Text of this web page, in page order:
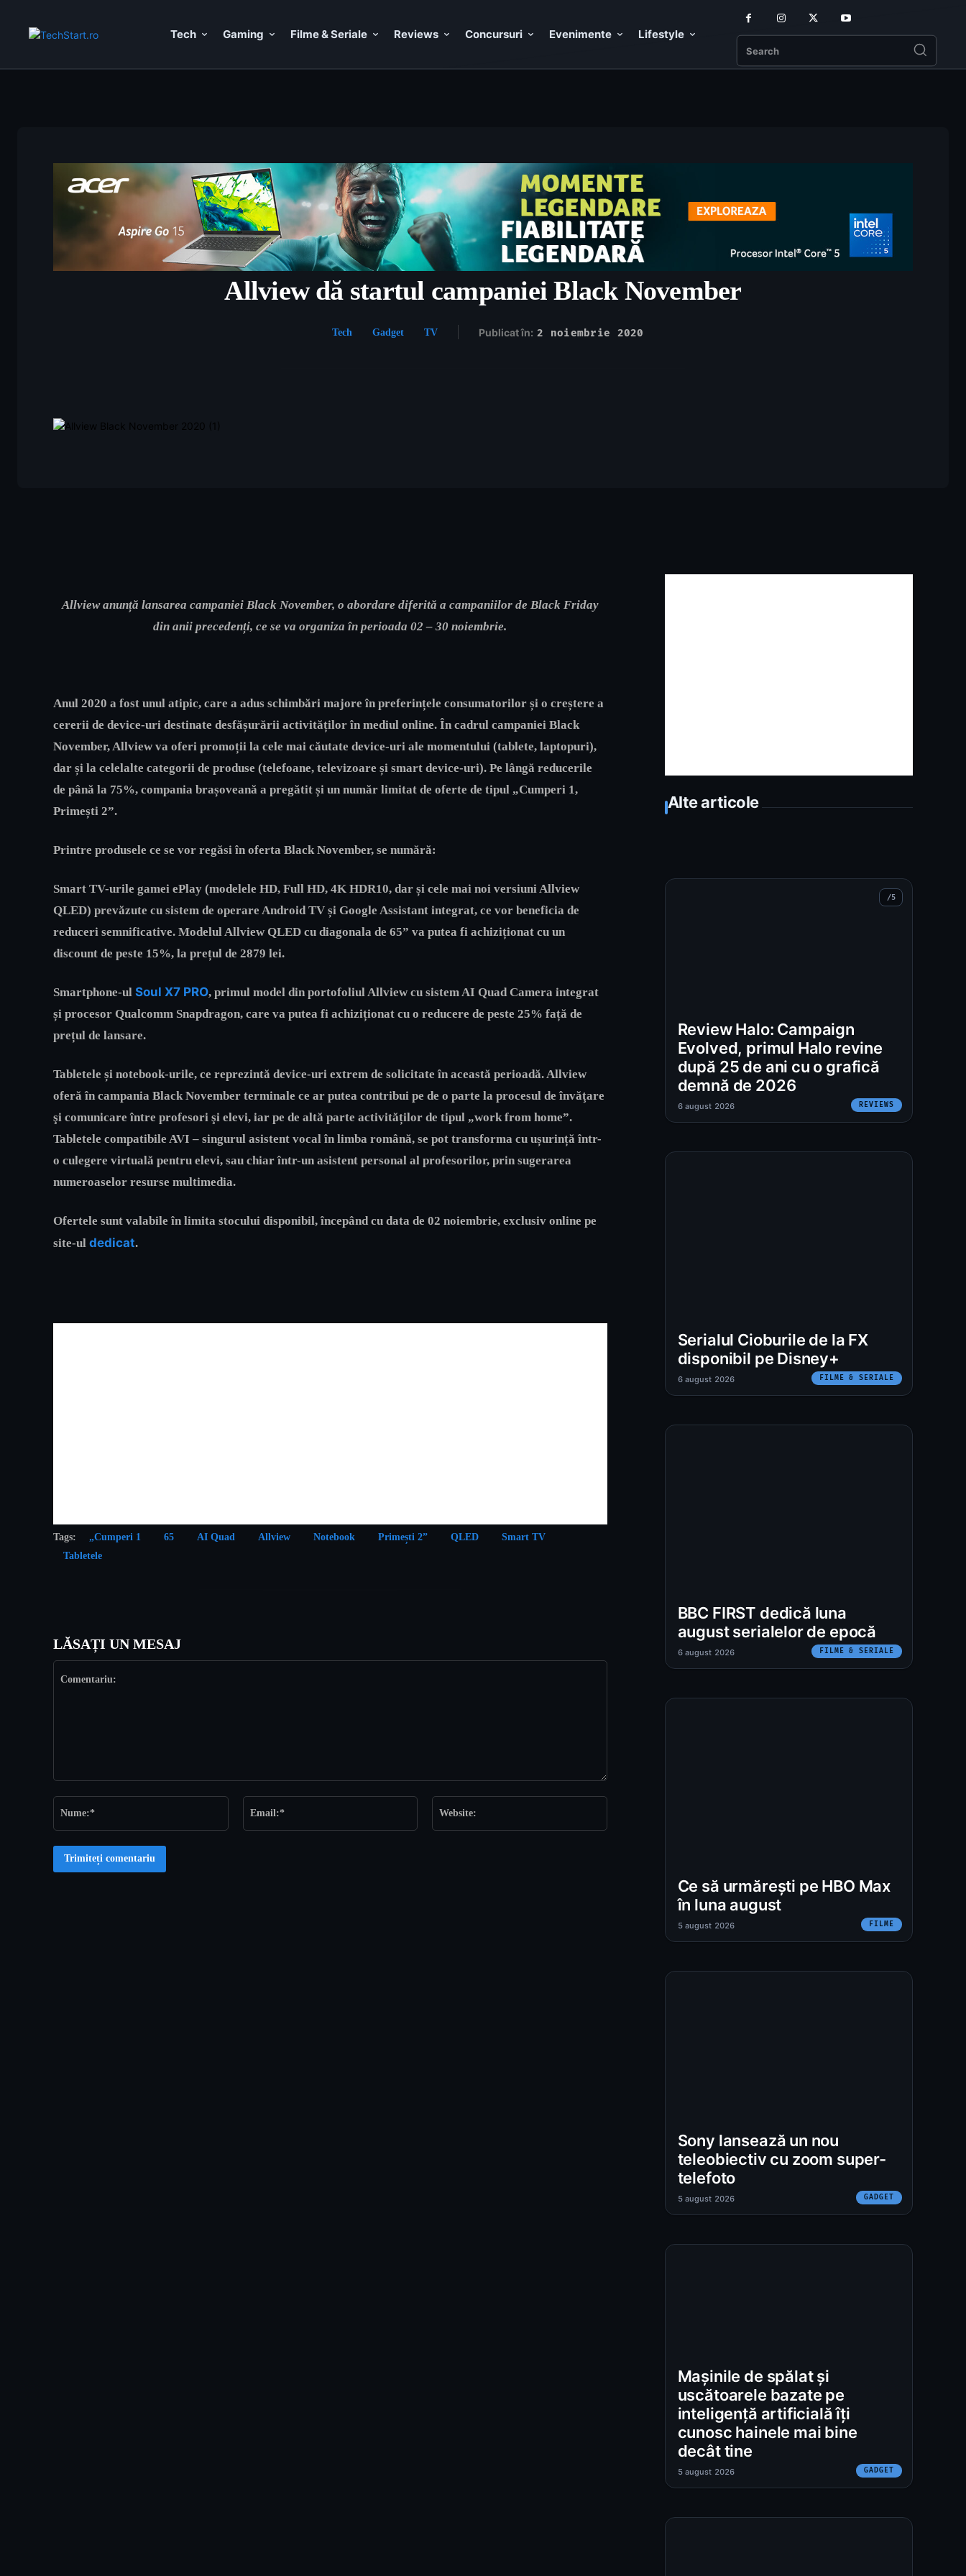
Tech Gaming Filme & Seriale Reviews Concursuri Evenimente Lifestyle
Search
Allview dă startul campaniei Black November
Tech Gadget TV Publicat în: 2 noiembrie 2020
Allview anunță lansarea campaniei Black November, o abordare diferită a campaniilor de Black Friday
din anii precedenți, ce se va organiza în perioada 02 – 30 noiembrie.
Anul 2020 a fost unul atipic, care a adus schimbări majore în preferințele consumatorilor și o creștere a
cererii de device-uri destinate desfășurării activităților în mediul online. În cadrul campaniei Black
November, Allview va oferi promoții la cele mai căutate device-uri ale momentului (tablete, laptopuri),
dar și la celelalte categorii de produse (telefoane, televizoare și smart device-uri). Pe lângă reducerile
de până la 75%, compania brașoveană a pregătit și un număr limitat de oferte de tipul „Cumperi 1,
Primești 2”.
Printre produsele ce se vor regăsi în oferta Black November, se numără:
Smart TV-urile gamei ePlay (modelele HD, Full HD, 4K HDR10, dar și cele mai noi versiuni Allview
QLED) prevăzute cu sistem de operare Android TV și Google Assistant integrat, ce vor beneficia de
reduceri semnificative. Modelul Allview QLED cu diagonala de 65” va putea fi achiziționat cu un
discount de peste 15%, la prețul de 2879 lei.
Smartphone-ul Soul X7 PRO, primul model din portofoliul Allview cu sistem AI Quad Camera integrat
și procesor Qualcomm Snapdragon, care va putea fi achiziționat cu o reducere de peste 25% față de
prețul de lansare.
Tabletele și notebook-urile, ce reprezintă device-uri extrem de solicitate în această perioadă. Allview
oferă în campania Black November terminale ce ar putea contribui pe de o parte la procesul de învăţare
şi comunicare între profesori şi elevi, iar pe de altă parte activităților de tipul „work from home”.
Tabletele compatibile AVI – singurul asistent vocal în limba română, se pot transforma cu ușurință într-
o culegere virtuală pentru elevi, sau chiar într-un asistent personal al profesorilor, prin sugerarea
numeroaselor resurse multimedia.
Ofertele sunt valabile în limita stocului disponibil, începând cu data de 02 noiembrie, exclusiv online pe
site-ul dedicat.
Tags: „Cumperi 1 65 AI Quad Allview Notebook Primești 2” QLED
Smart TV
Tabletele
LĂSAȚI UN MESAJ
Alte articole
Review Halo: Campaign
Evolved, primul Halo revine
după 25 de ani cu o grafică
demnă de 2026
REVIEWS
6 august 2026
Serialul Cioburile de la FX
disponibil pe Disney+
FILME & SERIALE
6 august 2026
BBC FIRST dedică luna
august serialelor de epocă
FILME & SERIALE
6 august 2026
Ce să urmărești pe HBO Max
în luna august
FILME
5 august 2026
Sony lansează un nou
teleobiectiv cu zoom super-
telefoto
GADGET
5 august 2026
Mașinile de spălat și
uscătoarele bazate pe
inteligență artificială îți
cunosc hainele mai bine
decât tine
GADGET
5 august 2026